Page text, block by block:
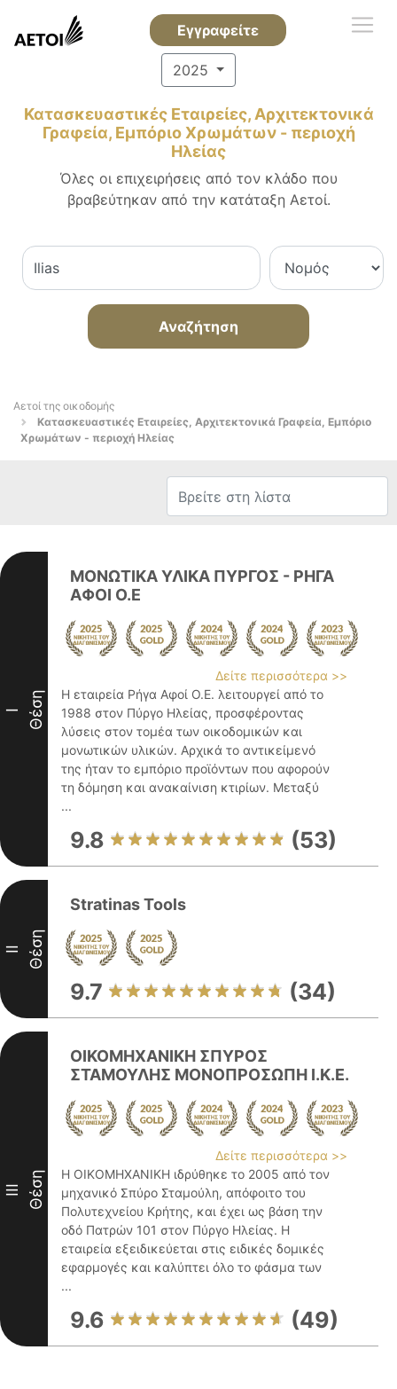
Εγγραφείτε
2025
Κατασκευαστικές Εταιρείες, Αρχιτεκτονικά
Γραφεία, Εμπόριο Χρωμάτων - περιοχή
Ηλείας
Όλες οι επιχειρήσεις από τον κλάδο που
βραβεύτηκαν από την κατάταξη Αετοί.
Αναζήτηση
Αετοί της οικοδομής
Κατασκευαστικές Εταιρείες, Αρχιτεκτονικά Γραφεία, Εμπόριο
Χρωμάτων - περιοχή Ηλείας
I Θέση
ΜΟΝΩΤΙΚΑ ΥΛΙΚΑ ΠΥΡΓΟΣ - ΡΗΓΑ
ΑΦΟΙ Ο.Ε
Δείτε περισσότερα >>
Η εταιρεία Ρήγα Αφοί Ο.Ε. λειτουργεί από το
1988 στον Πύργο Ηλείας, προσφέροντας
λύσεις στον τομέα των οικοδομικών και
μονωτικών υλικών. Αρχικά το αντικείμενό
της ήταν το εμπόριο προϊόντων που αφορούν
τη δόμηση και ανακαίνιση κτιρίων. Μεταξύ
...
9.8 (53)
II Θέση
Stratinas Tools
9.7 (34)
III Θέση
ΟΙΚΟΜΗΧΑΝΙΚΗ ΣΠΥΡΟΣ
ΣΤΑΜΟΥΛΗΣ ΜΟΝΟΠΡΟΣΩΠΗ Ι.Κ.Ε.
Δείτε περισσότερα >>
Η ΟΙΚΟΜΗΧΑΝΙΚΗ ιδρύθηκε το 2005 από τον
μηχανικό Σπύρο Σταμούλη, απόφοιτο του
Πολυτεχνείου Κρήτης, και έχει ως βάση την
οδό Πατρών 101 στον Πύργο Ηλείας. Η
εταιρεία εξειδικεύεται στις ειδικές δομικές
εφαρμογές και καλύπτει όλο το φάσμα των
...
9.6 (49)